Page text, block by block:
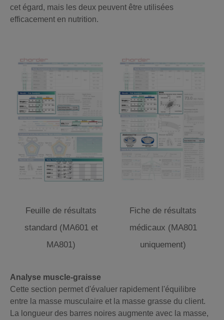
cet égard, mais les deux peuvent être utilisées
efficacement en nutrition.
Feuille de résultats
standard (MA601 et
MA801)
Fiche de résultats
médicaux (MA801
uniquement)
Analyse muscle-graisse
Cette section permet d'évaluer rapidement l'équilibre
entre la masse musculaire et la masse grasse du client.
La longueur des barres noires augmente avec la masse,